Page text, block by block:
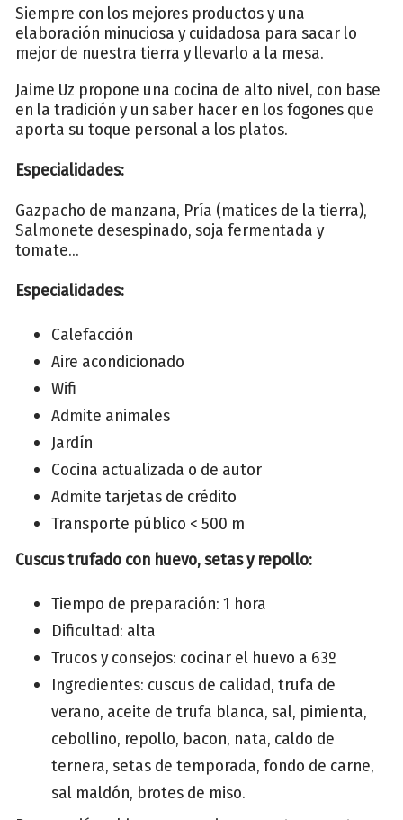
Siempre con los mejores productos y una
elaboración minuciosa y cuidadosa para sacar lo
mejor de nuestra tierra y llevarlo a la mesa.
Jaime Uz propone una cocina de alto nivel, con base
en la tradición y un saber hacer en los fogones que
aporta su toque personal a los platos.
Especialidades:
Gazpacho de manzana, Pría (matices de la tierra),
Salmonete desespinado, soja fermentada y
tomate...
Especialidades:
Calefacción
Aire acondicionado
Wifi
Admite animales
Jardín
Cocina actualizada o de autor
Admite tarjetas de crédito
Transporte público < 500 m
Cuscus trufado con huevo, setas y repollo:
Tiempo de preparación: 1 hora
Dificultad: alta
Trucos y consejos: cocinar el huevo a 63º
Ingredientes: cuscus de calidad, trufa de
verano, aceite de trufa blanca, sal, pimienta,
cebollino, repollo, bacon, nata, caldo de
ternera, setas de temporada, fondo de carne,
sal maldón, brotes de miso.